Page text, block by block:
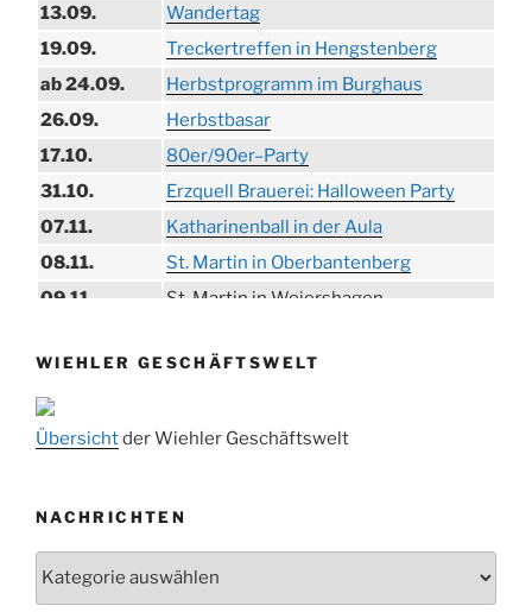
13.09.
Wandertag
19.09.
Treckertreffen in Hengstenberg
ab 24.09.
Herbstprogramm im Burghaus
26.09.
Herbstbasar
17.10.
80er/90er–Party
31.10.
Erzquell Brauerei: Halloween Party
07.11.
Katharinenball in der Aula
08.11.
St. Martin in Oberbantenberg
09.11.
St. Martin in Weiershagen
11.11.
„DÜX“ im Burghaus
14.11.
15.11.
Konzert Bielsteiner Männerchor
27.11.
Anknipsfest an der Oberbantenberger
29.11.
Adventskonzert Frauenchor
Oberbantenberg
WIEHLER GESCHÄFTSWELT
Übersichtder Wiehler Geschäftswelt
NACHRICHTEN